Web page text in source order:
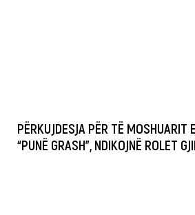
PËRKUJDESJA PËR TË MOSHUARIT
“PUNË GRASH”, NDIKOJNË ROLET